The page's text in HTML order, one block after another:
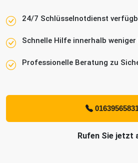
24/7 Schlüsselnotdienst
Schnelle Hilfe innerhalb
Professionelle Beratung zu
Rufen Sie jetzt